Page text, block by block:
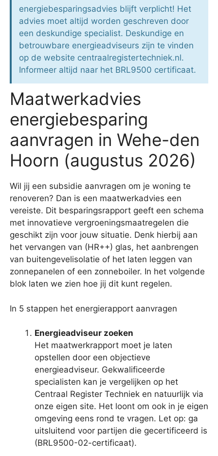
energiebesparingsadvies blijft verplicht! Het
advies moet altijd worden geschreven door
een deskundige specialist. Deskundige en
betrouwbare energieadviseurs zijn te vinden
op de website centraalregistertechniek.nl.
Informeer altijd naar het BRL9500 certificaat.
Maatwerkadvies
energiebesparing
aanvragen in Wehe-den
Hoorn (augustus 2026)
Wil jij een subsidie aanvragen om je woning te
renoveren? Dan is een maatwerkadvies een
vereiste. Dit besparingsrapport geeft een schema
met innovatieve vergroeningsmaatregelen die
geschikt zijn voor jouw situatie. Denk hierbij aan
het vervangen van (HR++) glas, het aanbrengen
van buitengevelisolatie of het laten leggen van
zonnepanelen of een zonneboiler. In het volgende
blok laten we zien hoe jij dit kunt regelen.
In 5 stappen het energierapport aanvragen
Energieadviseur zoeken
Het maatwerkrapport moet je laten
opstellen door een objectieve
energieadviseur. Gekwalificeerde
specialisten kan je vergelijken op het
Centraal Register Techniek en natuurlijk via
onze eigen site. Het loont om ook in je eigen
omgeving eens rond te vragen. Let op: ga
uitsluitend voor partijen die gecertificeerd is
(BRL9500-02-certificaat).